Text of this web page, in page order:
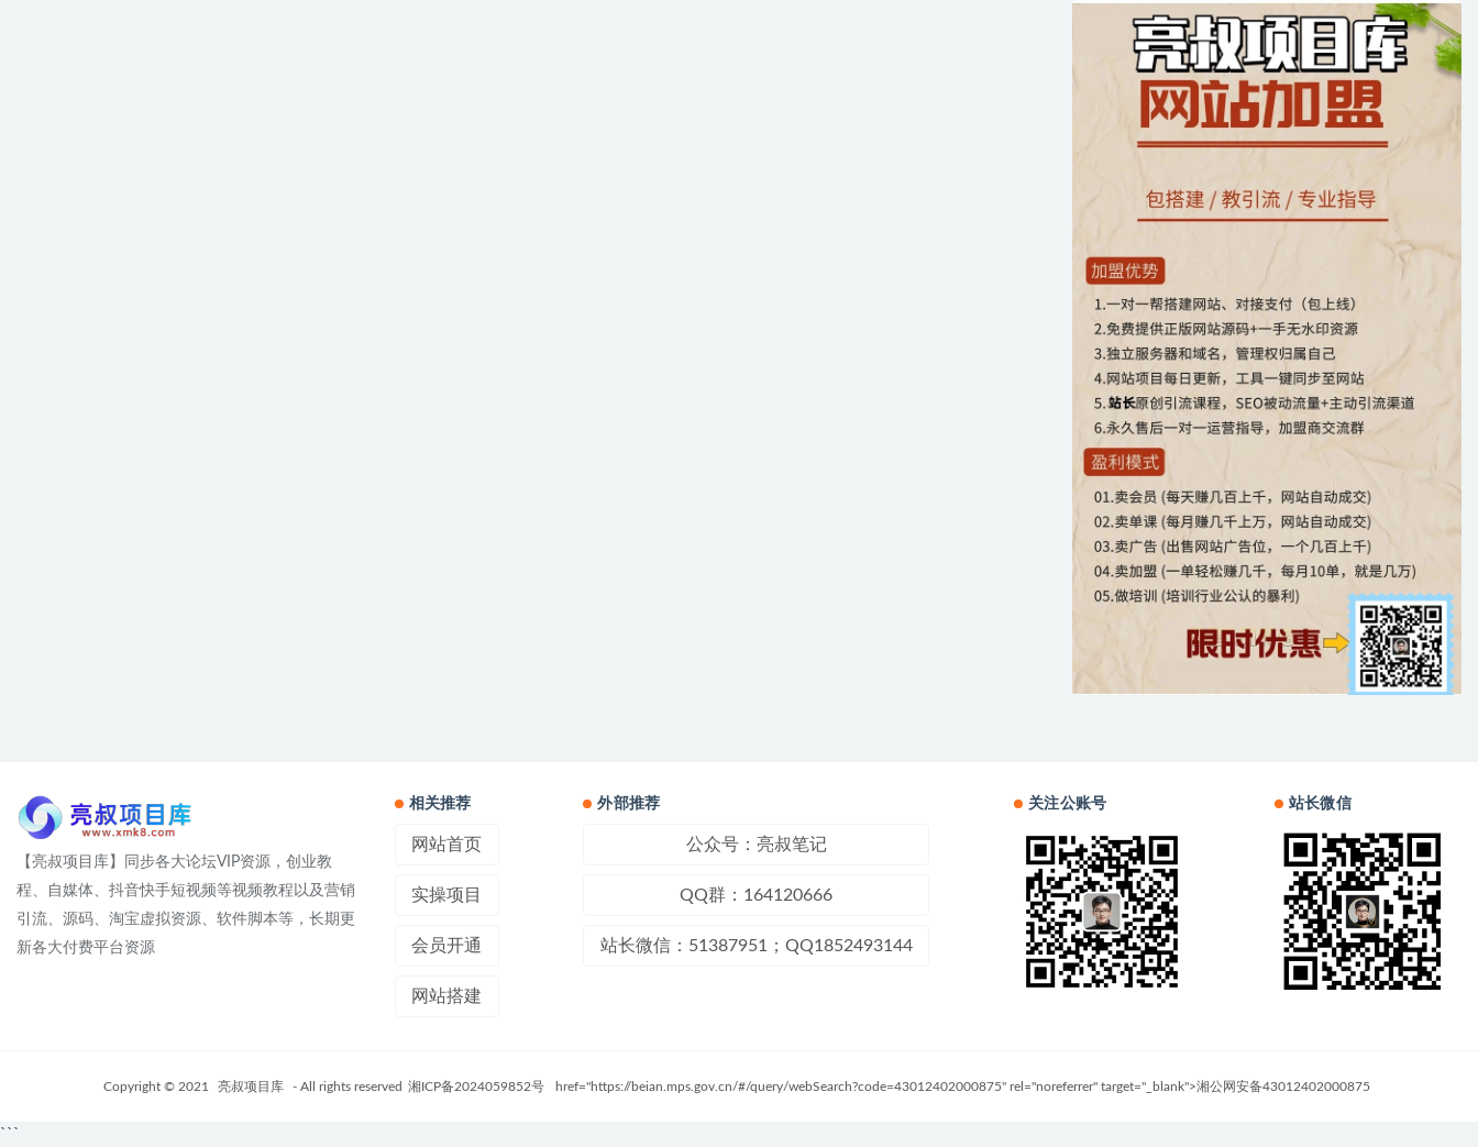
【亮叔项目库】同步各大论坛VIP资源，创业教
程、自媒体、抖音快手短视频等视频教程以及营销
引流、源码、淘宝虚拟资源、软件脚本等，长期更
新各大付费平台资源
相关推荐
网站首页
实操项目
会员开通
网站搭建
外部推荐
公众号：亮叔笔记
QQ群：164120666
站长微信：51387951；QQ1852493144
关注公账号 站长微信
Copyright © 2021 亮叔项目库 - All rights reserved 湘ICP备2024059852号 href="https://beian.mps.gov.cn/#/query/webSearch?code=43012402000875" rel="noreferrer" target="_blank">湘公网安备43012402000875
```